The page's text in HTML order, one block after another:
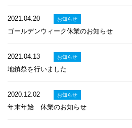
2021.04.20 お知らせ
ゴールデンウィーク休業のお知らせ
2021.04.13 お知らせ
地鎮祭を行いました
2020.12.02 お知らせ
年末年始 休業のお知らせ